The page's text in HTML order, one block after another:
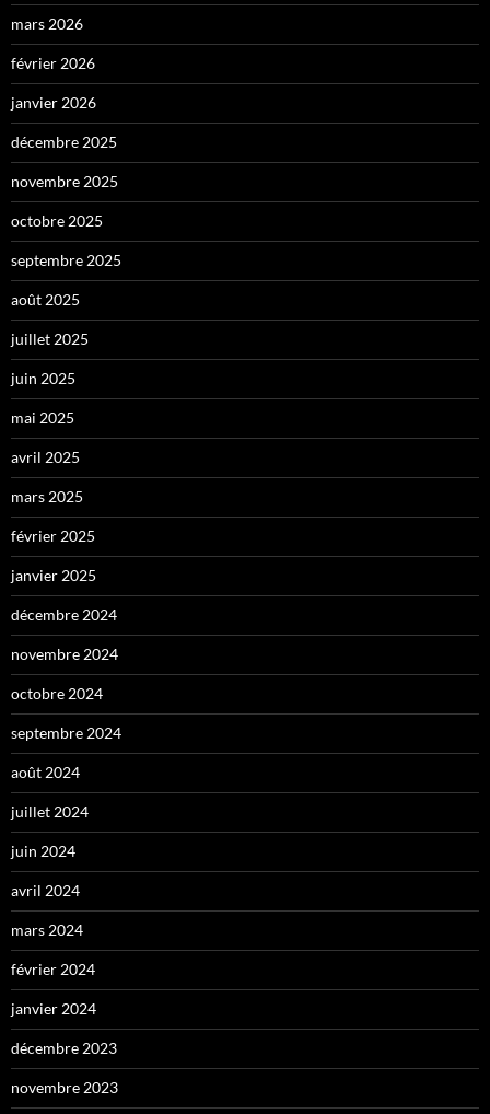
mars 2026
février 2026
janvier 2026
décembre 2025
novembre 2025
octobre 2025
septembre 2025
août 2025
juillet 2025
juin 2025
mai 2025
avril 2025
mars 2025
février 2025
janvier 2025
décembre 2024
novembre 2024
octobre 2024
septembre 2024
août 2024
juillet 2024
juin 2024
avril 2024
mars 2024
février 2024
janvier 2024
décembre 2023
novembre 2023